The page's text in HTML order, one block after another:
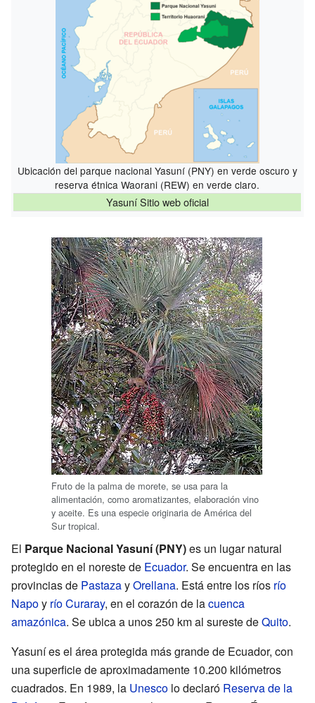
Ubicación del parque nacional Yasuní (PNY) en verde oscuro y
reserva étnica Waorani (REW) en verde claro.
Yasuní Sitio web oficial
Fruto de la palma de morete, se usa para la
alimentación, como aromatizantes, elaboración vino
y aceite. Es una especie originaria de América del
Sur tropical.
El Parque Nacional Yasuní (PNY)es un lugar natural
protegido en el noreste de Ecuador. Se encuentra en las
provincias de PastazayOrellana. Está entre los ríos río
Napoy río Curaray, en el corazón de lacuenca
amazónica. Se ubica a unos 250 km al sureste deQuito.
Yasuní es el área protegida más grande de Ecuador, con
una superficie de aproximadamente 10.200 kilómetros
cuadrados. En 1989, la Unesco lo declaró Reserva de la